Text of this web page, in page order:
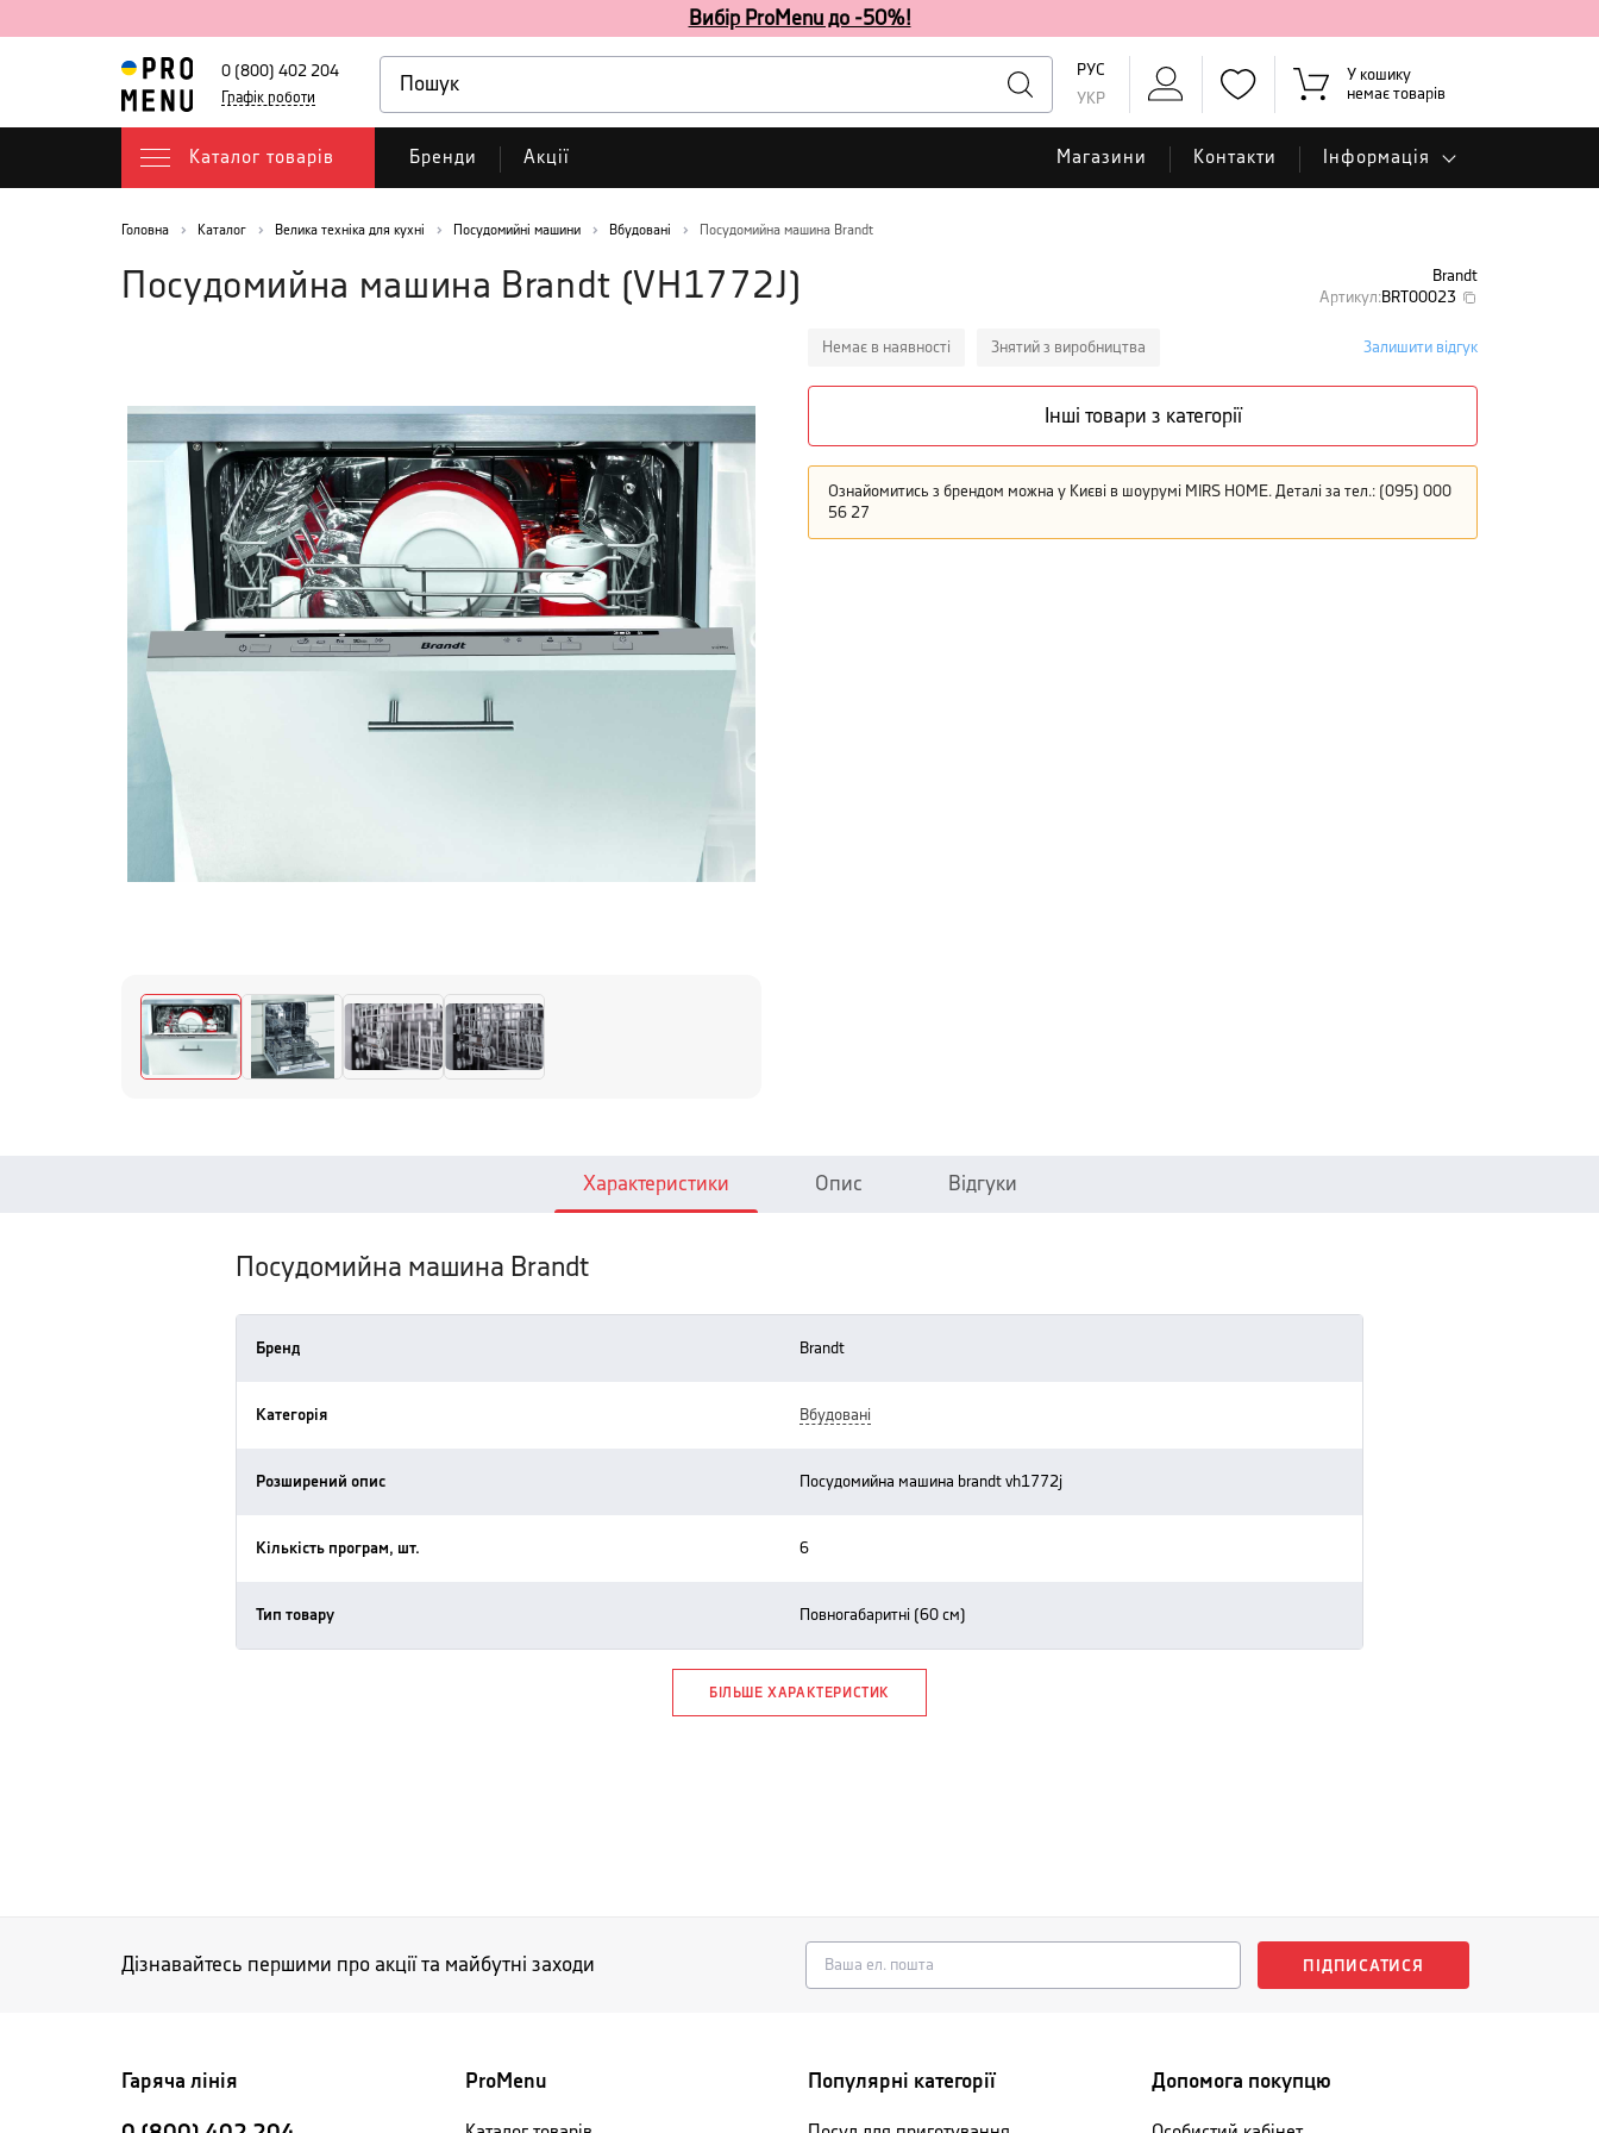
Вибір ProMenu до -50%!
0 (800) 402 204
Графік роботи
РУС
УКР
У кошику
немає товарів
Каталог товарів Бренди Акції Магазини Контакти Інформація
Головна Каталог Велика техніка для кухні Посудомийні машини Вбудовані Посудомийна машина Brandt
Посудомийна машина Brandt (VH1772J )
Brandt
Артикул:BRT00023
Немає в наявності Знятий з виробництва Залишити відгук
Інші товари з категорії
Ознайомитись з брендом можна у Києві в шоурумі MIRS HOME. Деталі за тел.: (095) 000
56 27
Характеристики Опис Відгуки
Посудомийна машина Brandt
Бренд brandt
Категорія вбудовані
Розширений опис посудомийна машина brandt vh1772j
Кількість програм, шт. 6
Тип товару повногабаритні (60 см)
БІЛЬШЕ ХАРАКТЕРИСТИК
Дізнавайтесь першими про акції та майбутні заходи ПІДПИСАТИСЯ
Гаряча лінія ProMenu Популярні категорії Допомога покупцю